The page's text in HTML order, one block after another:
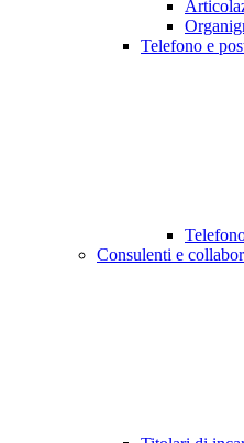
Telefono e
Consulenti e